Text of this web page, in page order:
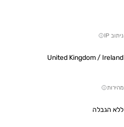
ניתוב IP
United Kingdom / Ireland
מהירות
ללא הגבלה